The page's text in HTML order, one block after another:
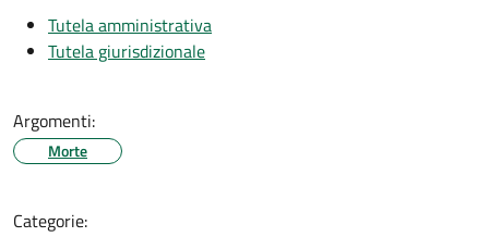
Tutela amministrativa
Tutela giurisdizionale
Argomenti:
Morte
Categorie: